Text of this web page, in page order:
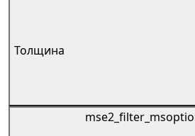
Толщина